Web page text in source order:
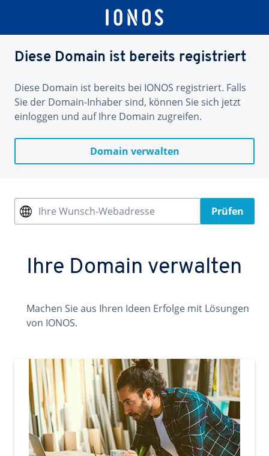
Diese Domain ist bereits registriert
Diese Domain ist bereits bei IONOS registriert. Falls
Sie der Domain-Inhaber sind, können Sie sich jetzt
einloggen und auf Ihre Domain zugreifen.
Domain verwalten
Ihre Wunsch-Webadresse Prüfen
Ihre Domain verwalten
Machen Sie aus Ihren Ideen Erfolge mit Lösungen
von IONOS.